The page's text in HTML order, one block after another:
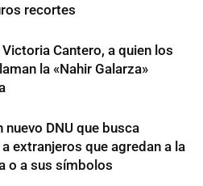
recortes
Victoria Cantero, a quien los
la «Nahir Galarza»
nuevo DNU que busca
extranjeros que agredan a la
o a sus símbolos